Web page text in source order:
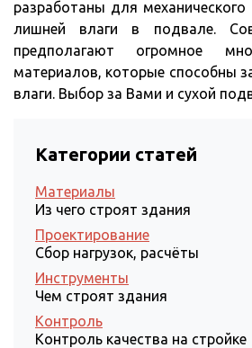
разработаны для
лишней влаги в подвале.
предполагают огромное
материалов, которые способны
влаги. Выбор за Вами и сухой
Категории статей
Материалы
Из чего строят здания
Проектирование
Сбор нагрузок, расчёты
Инструменты
Чем строят здания
Контроль
Контроль качества на стройке